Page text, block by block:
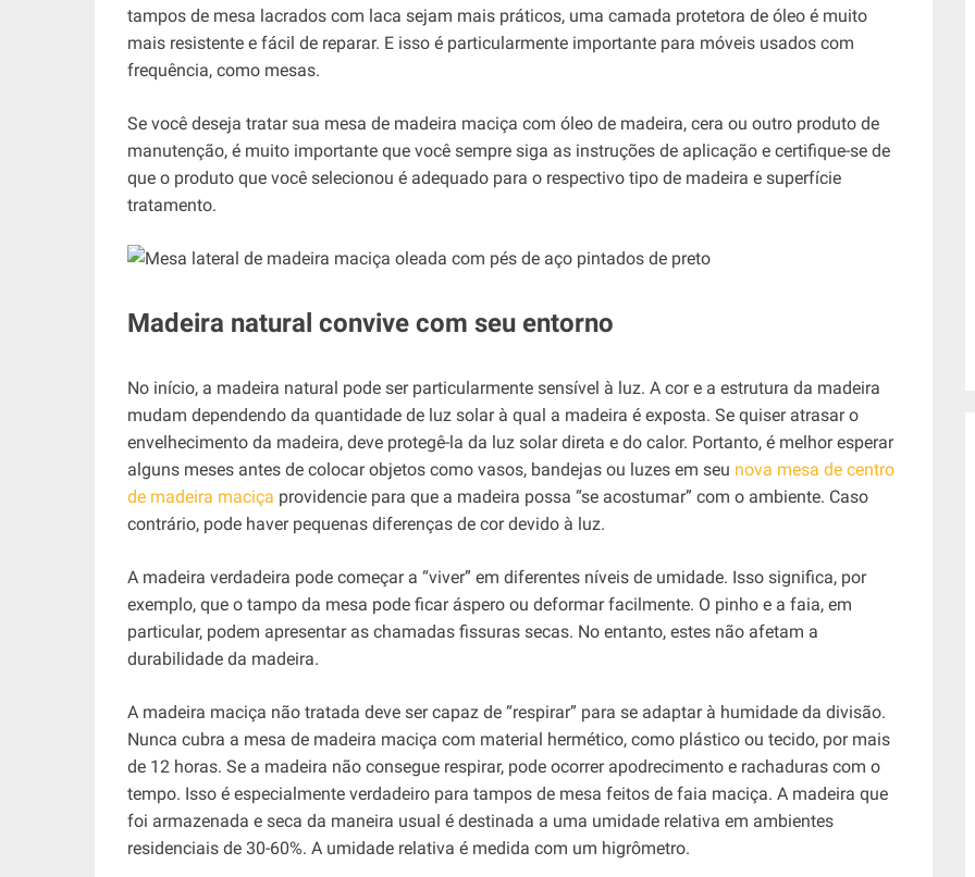
tampos de mesa lacrados com laca sejam mais práticos, uma camada protetora de óleo é muito
mais resistente e fácil de reparar. E isso é particularmente importante para móveis usados ​​com
frequência, como mesas.
Se você deseja tratar sua mesa de madeira maciça com óleo de madeira, cera ou outro produto de
manutenção, é muito importante que você sempre siga as instruções de aplicação e certifique-se de
que o produto que você selecionou é adequado para o respectivo tipo de madeira e superfície
tratamento.
Madeira natural convive com seu entorno
No início, a madeira natural pode ser particularmente sensível à luz. A cor e a estrutura da madeira
mudam dependendo da quantidade de luz solar à qual a madeira é exposta. Se quiser atrasar o
envelhecimento da madeira, deve protegê-la da luz solar direta e do calor. Portanto, é melhor esperar
alguns meses antes de colocar objetos como vasos, bandejas ou luzes em seu nova mesa de centro
de madeira maciça providencie para que a madeira possa “se acostumar” com o ambiente. Caso
contrário, pode haver pequenas diferenças de cor devido à luz.
A madeira verdadeira pode começar a “viver” em diferentes níveis de umidade. Isso significa, por
exemplo, que o tampo da mesa pode ficar áspero ou deformar facilmente. O pinho e a faia, em
particular, podem apresentar as chamadas fissuras secas. No entanto, estes não afetam a
durabilidade da madeira.
A madeira maciça não tratada deve ser capaz de “respirar” para se adaptar à humidade da divisão.
Nunca cubra a mesa de madeira maciça com material hermético, como plástico ou tecido, por mais
de 12 horas. Se a madeira não consegue respirar, pode ocorrer apodrecimento e rachaduras com o
tempo. Isso é especialmente verdadeiro para tampos de mesa feitos de faia maciça. A madeira que
foi armazenada e seca da maneira usual é destinada a uma umidade relativa em ambientes
residenciais de 30-60%. A umidade relativa é medida com um higrômetro.